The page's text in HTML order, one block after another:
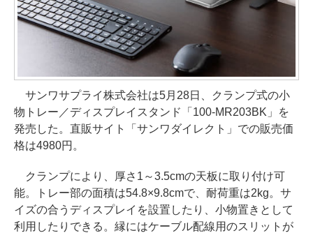
サンワサプライ株式会社は5月28日、クランプ式の小
物トレー／ディスプレイスタンド「100-MR203BK」を
発売した。直販サイト「サンワダイレクト」での販売価
格は4980円。
クランプにより、厚さ1～3.5cmの天板に取り付け可
能。トレー部の面積は54.8×9.8cmで、耐荷重は2kg。サ
イズの合うディスプレイを設置したり、小物置きとして
利用したりできる。縁にはケーブル配線用のスリットが